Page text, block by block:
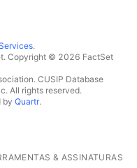
.
Copyright © 2026 FactSet
CUSIP Database
All rights reserved.
by Quartr.
& ASSINATURAS